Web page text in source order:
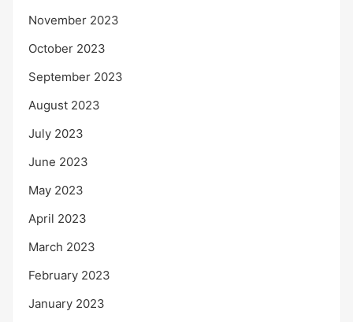
November 2023
October 2023
September 2023
August 2023
July 2023
June 2023
May 2023
April 2023
March 2023
February 2023
January 2023